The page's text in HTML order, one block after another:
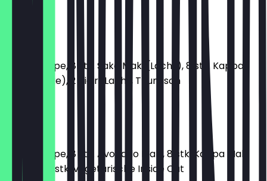
1 Miso-Suppe, 8 stk. Sake Maki (Lachs), 8 stk. Kappa
Maki (Gurke), 2 Nigiri: Lachs, Thunfisch
1 Miso-Suppe, 8 stk. Avocado Maki, 8 stk. Kappa Maki
(Gurke), 8 stk. vegetarische Inside Out